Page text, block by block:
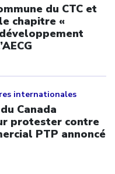
du CTC et
chapitre «
internationales
Canada
protester contre
PTP annoncé